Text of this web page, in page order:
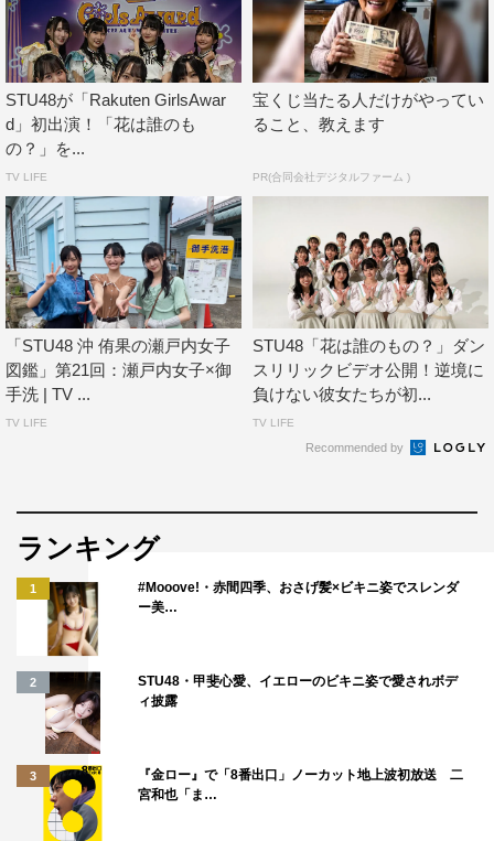
STU48が「Rakuten GirlsAwar
d」初出演！「花は誰のも
の？」を...
TV LIFE
宝くじ当たる人だけがやってい
ること、教えます
PR(合同会社デジタルファーム )
「STU48 沖 侑果の瀬戸内女子
図鑑」第21回：瀬戸内女子×御
手洗 | TV ...
TV LIFE
STU48「花は誰のもの？」ダン
スリリックビデオ公開！逆境に
負けない彼女たちが初...
TV LIFE
Recommended by
ランキング
1
#Mooove!・赤間四季、おさげ髪×ビキニ姿でスレンダ
ー美…
2
STU48・甲斐心愛、イエローのビキニ姿で愛されボデ
ィ披露
3
『金ロー』で「8番出口」ノーカット地上波初放送 二
宮和也「ま…